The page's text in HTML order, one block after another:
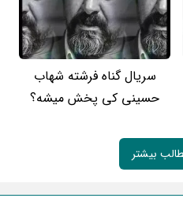
سریال گناه فرشته شهاب
حسینی کی پخش میشه؟
بیشتر